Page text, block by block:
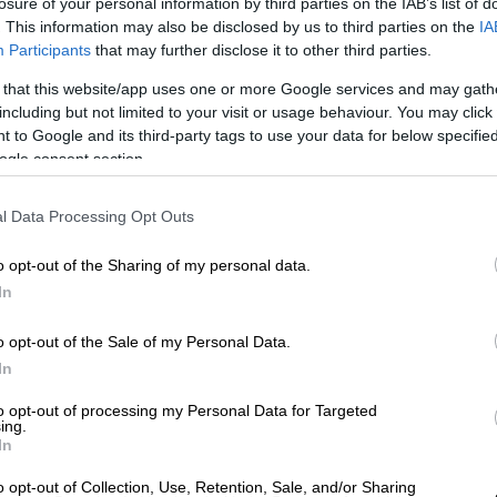
This information may also be disclosed by us to third parties on the
Participants that may further disclose it to other third parties.
that this website/app uses one or more Google services and may
but not limited to your visit or usage behaviour. You may
to Google and its third-party tags to use your data for below
consent section.
Data Processing Opt Outs
opt-out of the Sharing of my personal data.
opt-out of the Sale of my Personal Data.
opt-out of processing my Personal Data for Targeted
opt-out of Collection, Use, Retention, Sale, and/or Sharing
της σε χείμαρρο που
τηςΘεσσαλονίκης
την περιφορά των
Ιερό Ναό της Του Θεού Σοφίας
Γρηγορίου του Παλαμά
λίγο μετά τις 9 το βράδυ,
στη Θεσσαλονίκη, που στόχο
τουρισμού.